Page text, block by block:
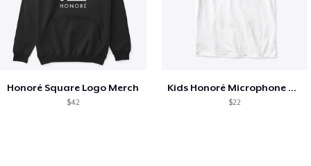
Honoré Square Logo Merch
$42
Kids Honoré Microphone Tee
$22